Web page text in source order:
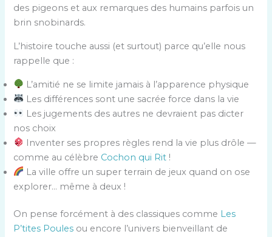
des pigeons et aux remarques des humains parfois un
brin snobinards.
L’histoire touche aussi (et surtout) parce qu’elle nous
rappelle que :
L’amitié ne se limite jamais à l’apparence physique
Les différences sont une sacrée force dans la vie
Les jugements des autres ne devraient pas dicter
nos choix
Inventer ses propres règles rend la vie plus drôle —
comme au célèbre Cochon qui Rit !
La ville offre un super terrain de jeux quand on ose
explorer… même à deux !
On pense forcément à des classiques comme Les
P’tites Poules ou encore l’univers bienveillant de